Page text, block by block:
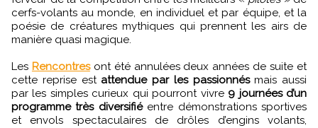
cerfs-volants au monde, en individuel et par équipe, et la
poésie de créatures mythiques qui prennent les airs de
manière quasi magique.
Les Rencontresont été annulées deux années de suite et
cette reprise est attendue par les passionnésmais aussi
par les simples curieux qui pourront vivre 9 journées d’un
programme très diversifiéentre démonstrations sportives
et envols spectaculaires de drôles d’engins volants,